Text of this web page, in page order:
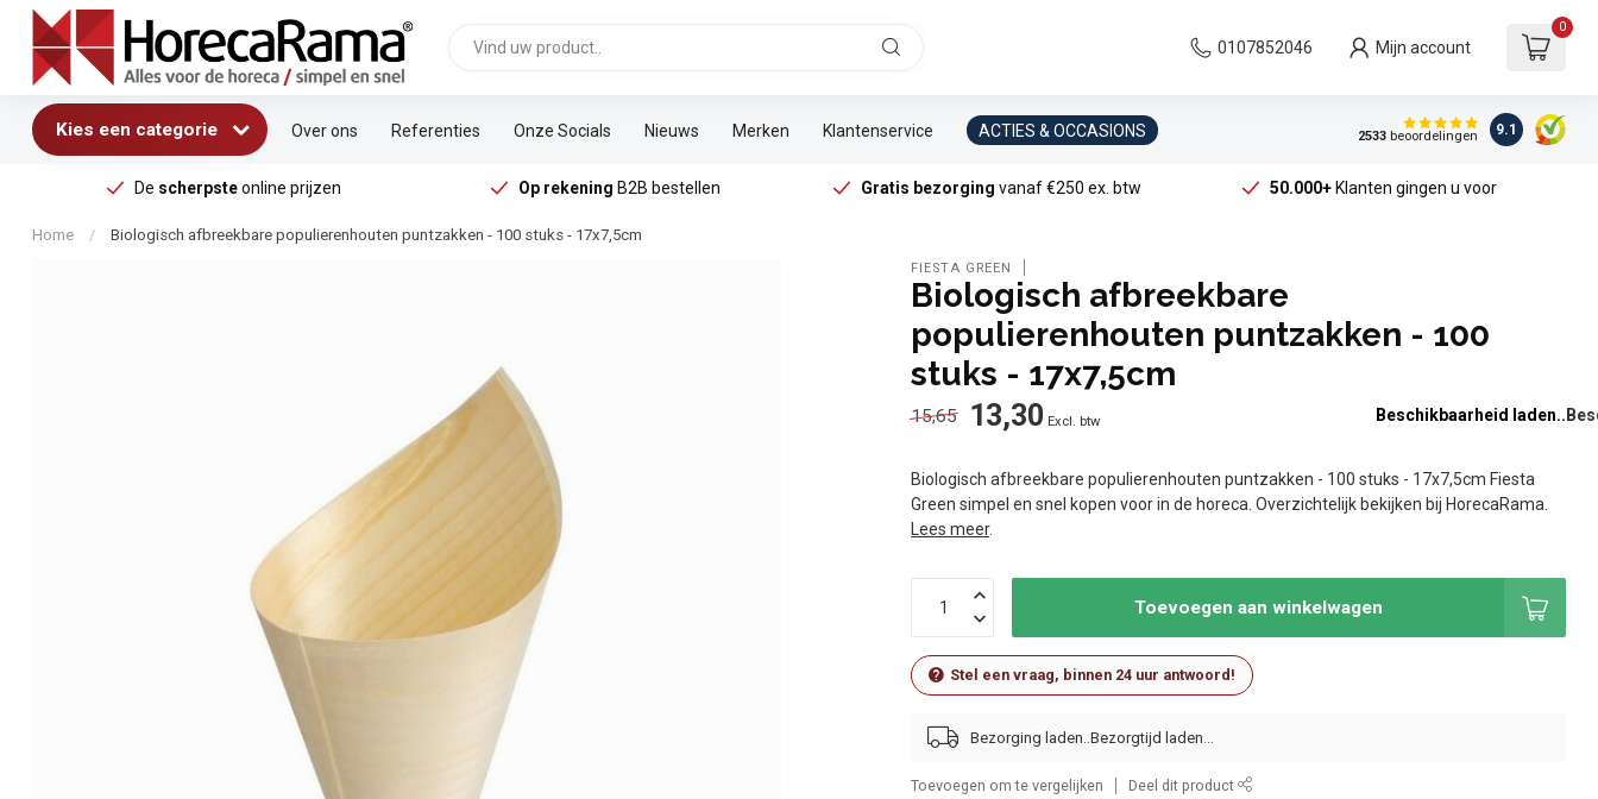
0107852046 Mijn account
0
Kies een categorie Over ons Referenties Onze Socials Nieuws Merken Klantenservice ACTIES & OCCASIONS 2533beoordelingen 9.1
De scherpsteonline prijzen Op rekening B2B bestellen Gratis bezorging vanaf €250 ex. btw 50.000+Klanten gingen u voor
Home / Biologisch afbreekbare populierenhouten puntzakken - 100 stuks - 17x7,5cm
FIESTA GREEN
Biologisch afbreekbare
populierenhouten puntzakken - 100
stuks - 17x7,5cm
15,65 13,30 Excl. btw Beschikbaarheid laden..
Biologisch afbreekbare populierenhouten puntzakken - 100 stuks - 17x7,5cm Fiesta
Green simpel en snel kopen voor in de horeca. Overzichtelijk bekijken bij HorecaRama.
Lees meer.
Toevoegen aan winkelwagen
Stel een vraag, binnen 24 uur antwoord!
Bezorging laden..
Toevoegen om te vergelijken Deel dit product